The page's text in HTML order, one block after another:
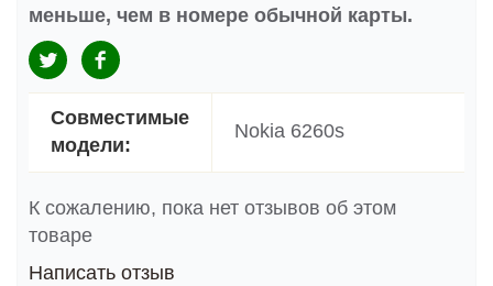
меньше, чем в номере обычной карты.
Совместимые
модели:
Nokia 6260s
К сожалению, пока нет отзывов об этом
товаре
Написать отзыв